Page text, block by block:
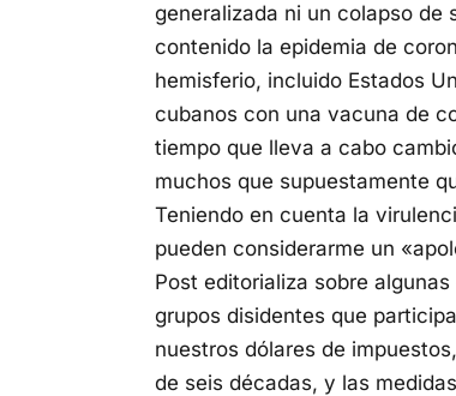
generalizada ni un colapso de
contenido la epidemia de
hemisferio, incluido Estados
cubanos con una vacuna de
tiempo que lleva a cabo
muchos que supuestamente
Teniendo en cuenta la
pueden considerarme un
Post editorializa sobre
grupos disidentes que
nuestros dólares de
de seis décadas, y las